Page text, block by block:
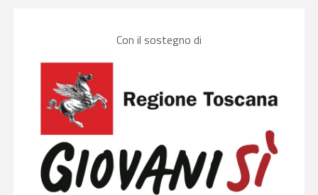
Con il sostegno di